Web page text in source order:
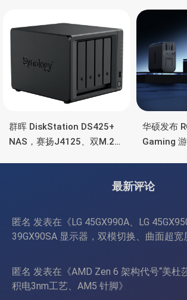
群晖 DiskStation DS425+
NAS，赛扬J4125、双M.2
华硕发布
Gaming
最新评论
匿名 发表在《LG 45GX990A、LG
39GX90SA 显示器，双模切换、曲面超宽
匿名 发表在《AMD Zen 6 架构代号“美杜
积电3nm工艺、AM5 针脚》